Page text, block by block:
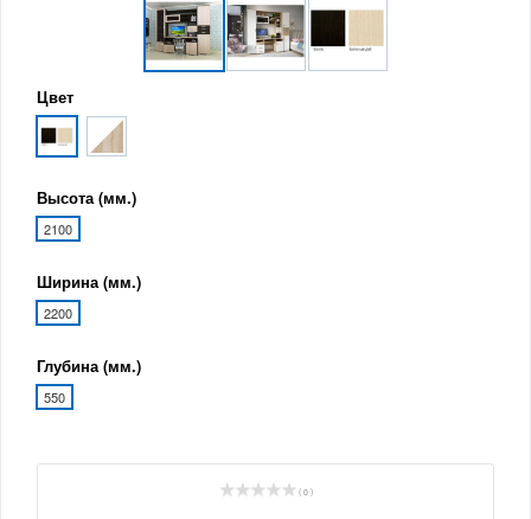
Цвет
Высота (мм.)
2100
Ширина (мм.)
2200
Глубина (мм.)
550
( 0 )